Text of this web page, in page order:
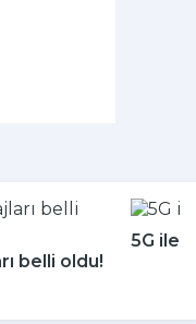
belli oldu!
5G ile